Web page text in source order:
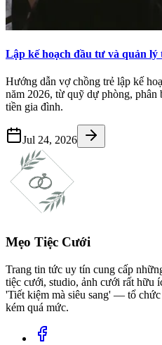
Lập kế hoạch đầu tư và quản lý
Hướng dẫn vợ chồng trẻ lập kế
năm 2026, từ quỹ dự phòng, phân
tiền gia đình.
Jul 24, 2026
Mẹo Tiệc Cưới
Trang tin tức uy tín cung cấp
tiệc cưới, studio, ảnh cưới rất hữu
'Tiết kiệm mà siêu sang' — tổ
kém quá mức.